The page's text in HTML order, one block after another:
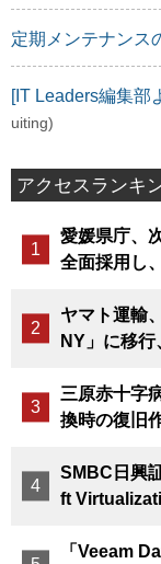
定期メンテナンス
[IT Leaders編集部
uiting)
アクセスランキ
愛媛県庁、
全面採用し
ヤマト運輸
NY」に移
三原赤十字
換時の復旧
SMBC日興
ft
「Veeam